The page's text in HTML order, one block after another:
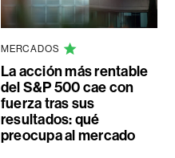
MERCADOS
La acción más rentable
del S&P 500 cae con
fuerza tras sus
resultados: qué
preocupa al mercado